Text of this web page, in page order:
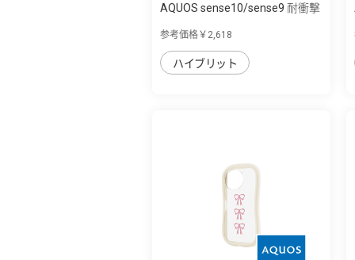
AQUOS sense10/sense9 耐衝撃
参考価格￥2,618
ハイブリット